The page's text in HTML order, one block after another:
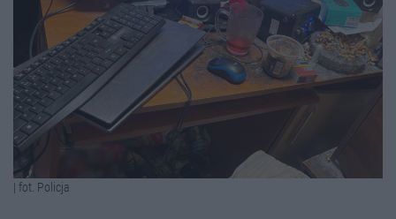
| fot. Policja